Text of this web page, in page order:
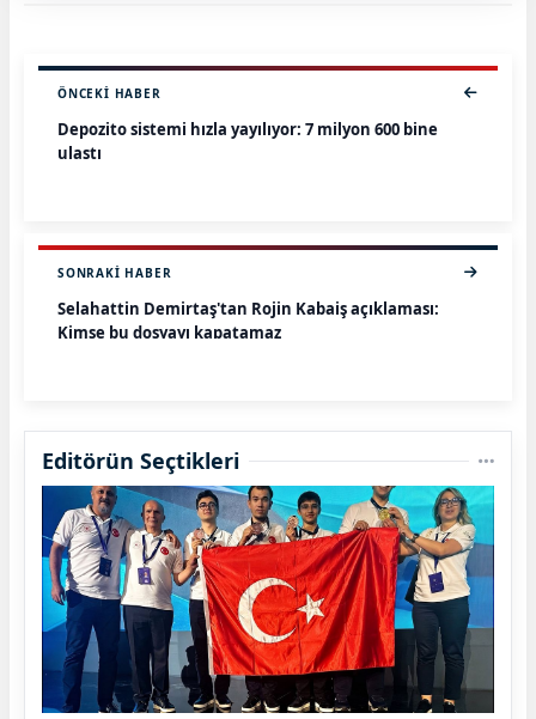
ÖNCEKI HABER
Depozito sistemi hızla yayılıyor: 7 milyon 600 bine
ulaştı
SONRAKI HABER
Selahattin Demirtaş'tan Rojin Kabaiş açıklaması:
Kimse bu dosyayı kapatamaz
Editörün Seçtikleri